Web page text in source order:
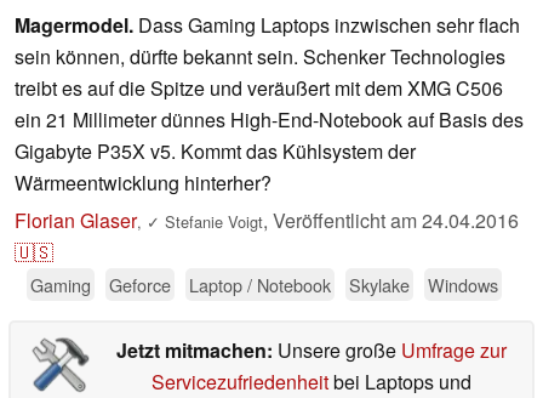
Magermodel. Dass Gaming Laptops inzwischen sehr flach
sein können, dürfte bekannt sein. Schenker Technologies
treibt es auf die Spitze und veräußert mit dem XMG C506
ein 21 Millimeter dünnes High-End-Notebook auf Basis des
Gigabyte P35X v5. Kommt das Kühlsystem der
Wärmeentwicklung hinterher?
Florian Glaser, ✓ Stefanie Voigt, Veröffentlicht am24.04.2016
🇺🇸
Gaming Geforce Laptop / Notebook Skylake Windows
Jetzt mitmachen: Unsere große Umfrage zur
Servicezufriedenheitbei Laptops und